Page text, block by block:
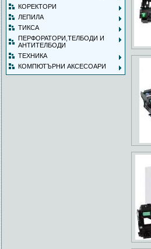
КОРЕКТОРИ
ЛЕПИЛА
ТИКСА
ПЕРФОРАТОРИ,ТЕЛБОДИ И
АНТИТЕЛБОДИ
ТЕХНИКА
КОМПЮТЪРНИ АКСЕСОАРИ